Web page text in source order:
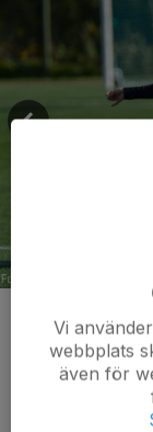
Kommentarer
Vi
webbplats
även för